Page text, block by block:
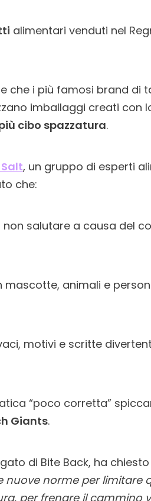
alimentari venduti nel
che i più famosi brand di
imballaggi creati con
cibo spazzatura.
, un gruppo di esperti
che:
salutare a causa del
animali e
motivi e scritte
“poco corretta”
Giants.
di Bite Back, ha
nuove norme per limitare
per frenare il cammino